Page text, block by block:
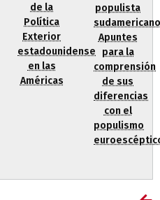
de la
Política
Exterior
estadounidense
en las
Américas
populista
Apuntes
para la
comprensión
de sus
diferencias
con el
populismo